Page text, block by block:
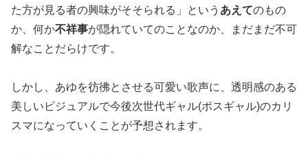
た方が見る者の興味がそそられる」という あえてのもの
か、何か不祥事が隠れていてのことなのか、まだまだ不可
解なことだらけです。
しかし、あゆを彷彿とさせる可愛い歌声に、透明感のある
美しいビジュアルで今後次世代ギャル(ポスギャル)のカリ
スマになっていくことが予想されます。